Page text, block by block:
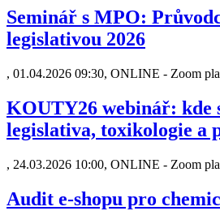
Seminář s MPO:
legislativou 2026
, 01.04.2026 09:30, ONLINE - Zoom
KOUTY26 webinář: kde
legislativa, toxikologie a
, 24.03.2026 10:00, ONLINE - Zoom
Audit e-shopu pro